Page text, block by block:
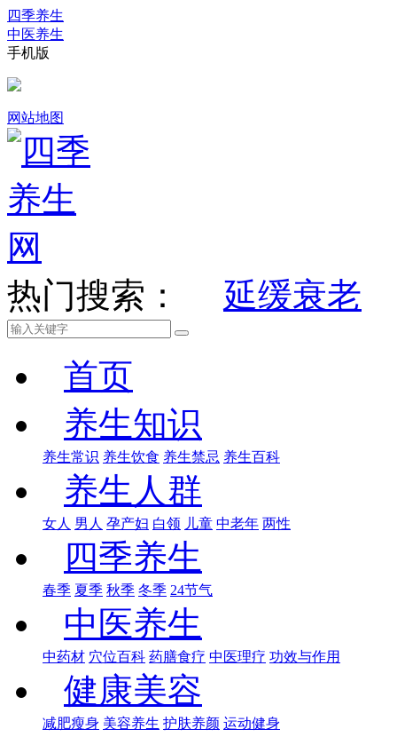
四季养生
中医养生
手机版
网站地图
热门搜索： 延缓衰老
首页
养生知识
养生常识 养生饮食 养生禁忌 养生百科
养生人群
女人 男人 孕产妇 白领 儿童 中老年 两性
四季养生
春季 夏季 秋季 冬季 24节气
中医养生
中药材 穴位百科 药膳食疗 中医理疗 功效与作用
健康美容
减肥瘦身 美容养生 护肤养颜 运动健身